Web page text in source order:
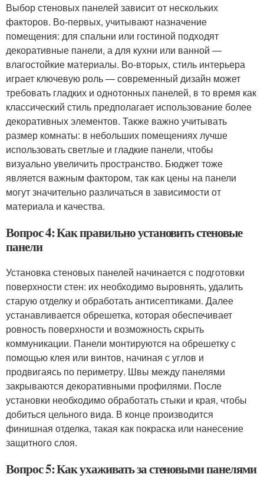
Выбор стеновых панелей зависит от нескольких
факторов. Во-первых, учитывают назначение
помещения: для спальни или гостиной подходят
декоративные панели, а для кухни или ванной —
влагостойкие материалы. Во-вторых, стиль интерьера
играет ключевую роль — современный дизайн может
требовать гладких и однотонных панелей, в то время как
классический стиль предполагает использование более
декоративных элементов. Также важно учитывать
размер комнаты: в небольших помещениях лучше
использовать светлые и гладкие панели, чтобы
визуально увеличить пространство. Бюджет тоже
является важным фактором, так как цены на панели
могут значительно различаться в зависимости от
материала и качества.
Вопрос 4: Как правильно установить стеновые
панели
Установка стеновых панелей начинается с подготовки
поверхности стен: их необходимо выровнять, удалить
старую отделку и обработать антисептиками. Далее
устанавливается обрешетка, которая обеспечивает
ровность поверхности и возможность скрыть
коммуникации. Панели монтируются на обрешетку с
помощью клея или винтов, начиная с углов и
продвигаясь по периметру. Швы между панелями
закрываются декоративными профилями. После
установки необходимо обработать стыки и края, чтобы
добиться цельного вида. В конце производится
финишная отделка, такая как покраска или нанесение
защитного слоя.
Вопрос 5: Как ухаживать за стеновыми панелями